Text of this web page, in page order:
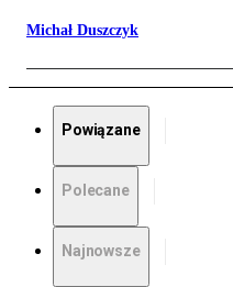
Michał Duszczyk
Powiązane
Polecane
Najnowsze